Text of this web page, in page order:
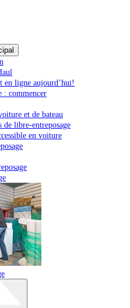
en ligne aujourd’hui!
: commencer
et de bateau
de libre-entreposage
en voiture